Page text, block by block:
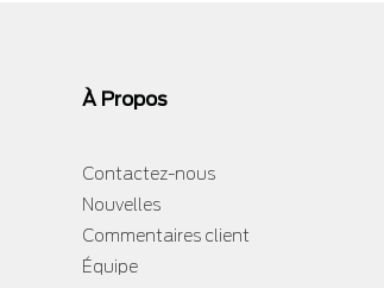
À Propos
Contactez-nous
Nouvelles
Commentaires client
Équipe